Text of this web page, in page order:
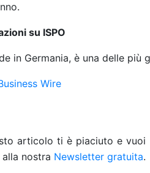
su ISPO
in Germania, è una delle
Wire
articolo ti è piaciuto e
nostra Newsletter gratuita.